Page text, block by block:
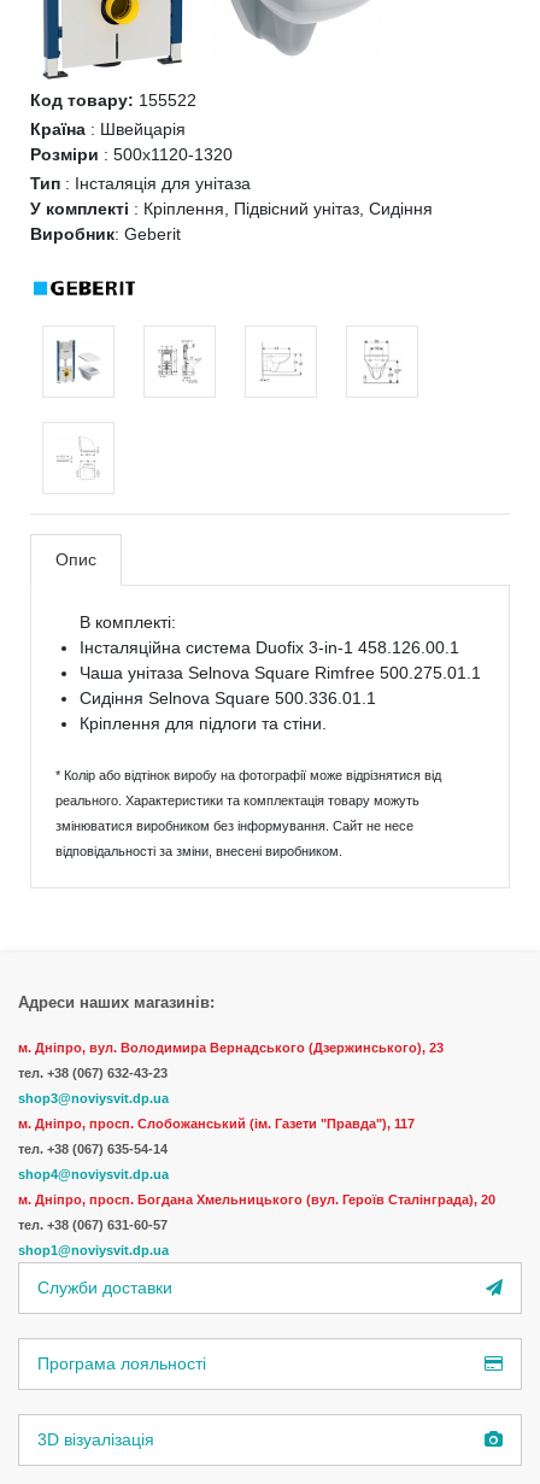
Код товару: 155522
Країна : Швейцарія
Розміри : 500х1120-1320
Тип : Інсталяція для унітаза
У комплекті : Кріплення, Підвісний унітаз, Сидіння
Виробник: Geberit
Опис
В комплекті:
Інсталяційна система Duofix 3-in-1 458.126.00.1
Чаша унітаза Selnova Square Rimfree 500.275.01.1
Сидіння Selnova Square 500.336.01.1
Кріплення для підлоги та стіни.
* Колір або відтінок виробу на фотографії може відрізнятися від
реального. Характеристики та комплектація товару можуть
змінюватися виробником без інформування. Сайт не несе
відповідальності за зміни, внесені виробником.
Адреси наших магазинів:
м. Дніпро, вул. Володимира Вернадського (Дзержинського), 23
тел. +38 (067) 632-43-23
shop3@noviysvit.dp.ua
м. Дніпро, просп. Слобожанський (ім. Газети "Правда"), 117
тел. +38 (067) 635-54-14
shop4@noviysvit.dp.ua
м. Дніпро, просп. Богдана Хмельницького (вул. Героїв Сталінграда), 20
тел. +38 (067) 631-60-57
shop1@noviysvit.dp.ua
Служби доставки
Програма лояльності
3D візуалізація